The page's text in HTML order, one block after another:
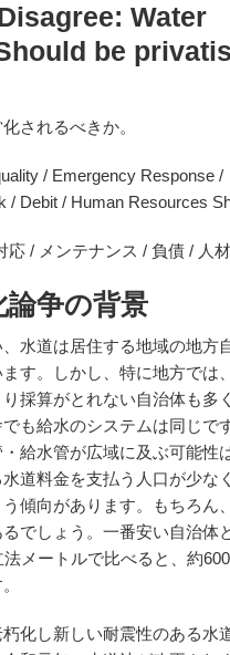
Water
be
されるべきか。
/ Emergency Response /
/ Debit / Human Resources
応 / メンテナンス / 負債 / 人
論争の背景
水道は居住する地域の地方
す。しかし、特に地方では
採算がとれない自治体も多
も給水のシステムは同じで
給水管が広域に及ぶ可能性
道料金を支払う人口が少な
傾向があります。もちろん
でしょう。一番安い自治体
メートルで比べると、約
化し新しい耐震性のある水